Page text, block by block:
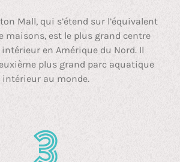
Mall, qui s’étend sur l’équivalent
maisons, est le plus grand centre
en Amérique du Nord. Il
plus grand parc aquatique
intérieur au monde.